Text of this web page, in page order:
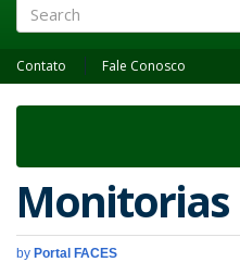
Contato Fale Conosco
Monitorias
by Portal FACES